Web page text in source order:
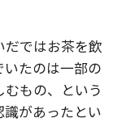
ではお茶を飲
たのは一部の
もの、という
があったとい